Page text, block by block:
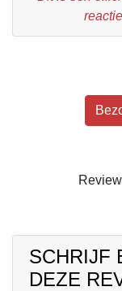
SCHRIJF
DEZE